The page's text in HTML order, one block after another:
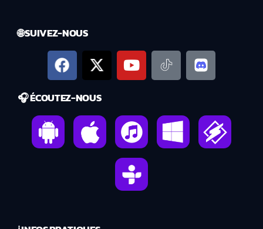
🌐 SUIVEZ-NOUS
🎧 ÉCOUTEZ-NOUS